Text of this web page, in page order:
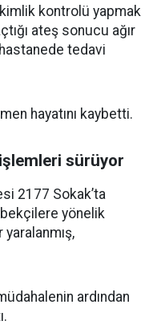
kontrolü yapmak
ateş sonucu ağır
tedavi
hayatını kaybetti.
işlemleri sürüyor
2177 Sokak’ta
yönelik
yaralanmış,
ardından